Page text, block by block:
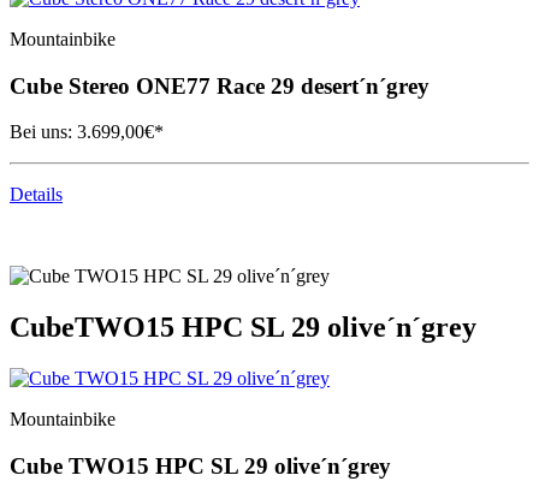
Mountainbike
Cube Stereo ONE77 Race 29 desert´n´grey
Bei uns: 3.699,00€*
Details
CubeTWO15 HPC SL 29 olive´n´grey
Mountainbike
Cube TWO15 HPC SL 29 olive´n´grey